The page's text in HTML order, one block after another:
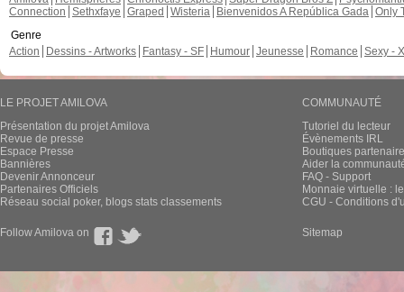
Connection Sethxfaye Graped Wisteria Bienvenidos A República Gada Only
Genre
Action
Dessins - Artworks Fantasy - SF Humour Jeunesse Romance Sexy -
LE PROJET AMILOVA
Présentation du projet Amilova
Revue de presse
Espace Presse
Bannières
Devenir Annonceur
Partenaires Officiels
Réseau social poker, blogs stats classements
COMMUNAUTÉ
Tutoriel du lecteur
Évènements IRL
Boutiques
Aider la
FAQ - Support
Monnaie virtuelle :
CGU - Conditions
Follow Amilova on Sitemap